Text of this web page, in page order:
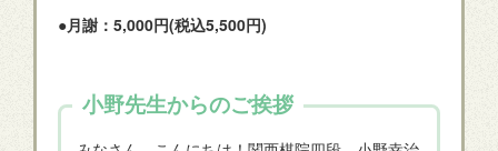
●月謝：5,000円(税込5,500円)
小野先生からのご挨拶